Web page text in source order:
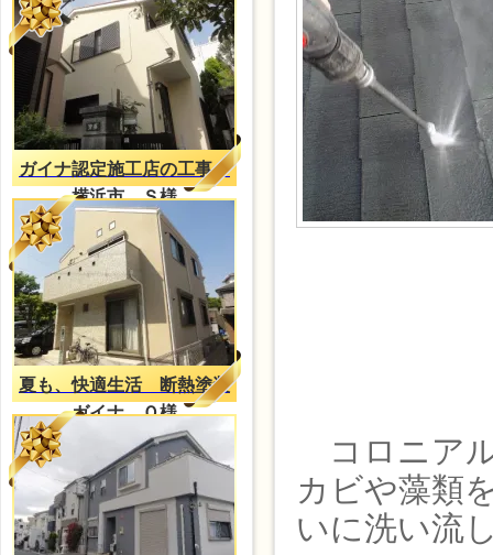
ガイナ認定施工店の工事
横浜市 Ｓ様
夏も、快適生活 断熱塗装
ガイナ Ｏ様
コロニア
カビや藻類
いに洗い流